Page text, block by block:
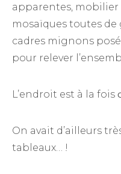
apparentes, mobilier
mosaïques toutes
cadres mignons
pour relever
L’endroit est à la fois
On avait d’ailleurs
tableaux… !